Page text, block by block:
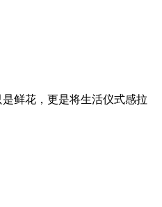
鲜花，更是将生活仪式感拉